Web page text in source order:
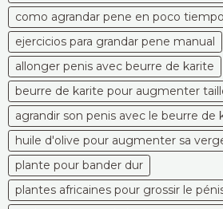
como agrandar pene en poco tiempo
ejercicios para grandar pene manual
allonger penis avec beurre de karite
beurre de karite pour augmenter
agrandir son penis avec le beurre de
huile d'olive pour augmenter sa
plante pour bander dur
plantes africaines pour grossir le